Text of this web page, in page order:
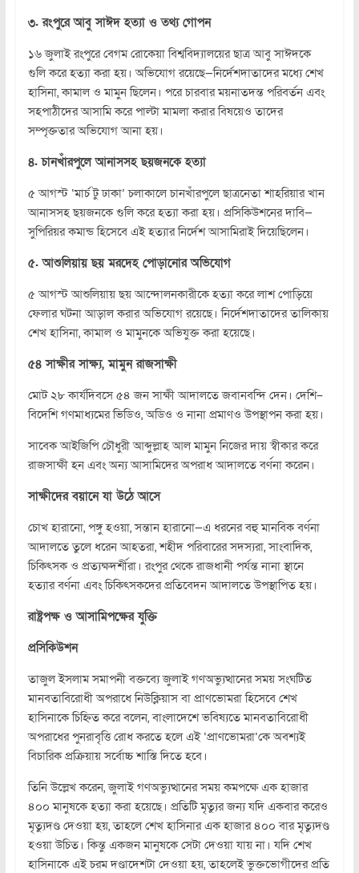
৩. রংপুরে আবু সাঈদ হত্যা ও তথ্য গোপন
১৬ জুলাই রংপুরে বেগম রোকেয়া বিশ্ববিদ্যালয়ের ছাত্র আবু সাঈদকে
গুলি করে হত্যা করা হয়। অভিযোগ রয়েছে—নির্দেশদাতাদের মধ্যে শেখ
হাসিনা, কামাল ও মামুন ছিলেন। পরে চারবার ময়নাতদন্ত পরিবর্তন এবং
সহপাঠীদের আসামি করে পাল্টা মামলা করার বিষয়েও তাদের
সম্পৃক্ততার অভিযোগ আনা হয়।
৪. চানখাঁরপুলে আনাসসহ ছয়জনকে হত্যা
৫ আগস্ট ‘মার্চ টু ঢাকা’ চলাকালে চানখাঁরপুলে ছাত্রনেতা শাহরিয়ার খান
আনাসসহ ছয়জনকে গুলি করে হত্যা করা হয়। প্রসিকিউশনের দাবি—
সুপিরিয়র কমান্ড হিসেবে এই হত্যার নির্দেশ আসামিরাই দিয়েছিলেন।
৫. আশুলিয়ায় ছয় মরদেহ পোড়ানোর অভিযোগ
৫ আগস্ট আশুলিয়ায় ছয় আন্দোলনকারীকে হত্যা করে লাশ পোড়িয়ে
ফেলার ঘটনা আড়াল করার অভিযোগ রয়েছে। নির্দেশদাতাদের তালিকায়
শেখ হাসিনা, কামাল ও মামুনকে অভিযুক্ত করা হয়েছে।
৫৪ সাক্ষীর সাক্ষ্য, মামুন রাজসাক্ষী
মোট ২৮ কার্যদিবসে ৫৪ জন সাক্ষী আদালতে জবানবন্দি দেন। দেশি–
বিদেশি গণমাধ্যমের ভিডিও, অডিও ও নানা প্রমাণও উপস্থাপন করা হয়।
সাবেক আইজিপি চৌধুরী আব্দুল্লাহ আল মামুন নিজের দায় স্বীকার করে
রাজসাক্ষী হন এবং অন্য আসামিদের অপরাধ আদালতে বর্ণনা করেন।
সাক্ষীদের বয়ানে যা উঠে আসে
চোখ হারানো, পঙ্গু হওয়া, সন্তান হারানো—এ ধরনের বহু মানবিক বর্ণনা
আদালতে তুলে ধরেন আহতরা, শহীদ পরিবারের সদস্যরা, সাংবাদিক,
চিকিৎসক ও প্রত্যক্ষদর্শীরা। রংপুর থেকে রাজধানী পর্যন্ত নানা স্থানে
হত্যার বর্ণনা এবং চিকিৎসকদের প্রতিবেদন আদালতে উপস্থাপিত হয়।
রাষ্ট্রপক্ষ ও আসামিপক্ষের যুক্তি
প্রসিকিউশন
তাজুল ইসলাম সমাপনী বক্তব্যে জুলাই গণঅভ্যুত্থানের সময় সংঘটিত
মানবতাবিরোধী অপরাধে নিউক্লিয়াস বা প্রাণভোমরা হিসেবে শেখ
হাসিনাকে চিহ্নিত করে বলেন, বাংলাদেশে ভবিষ্যতে মানবতাবিরোধী
অপরাধের পুনরাবৃত্তি রোধ করতে হলে এই ‘প্রাণভোমরা’কে অবশ্যই
বিচারিক প্রক্রিয়ায় সর্বোচ্চ শাস্তি দিতে হবে।
তিনি উল্লেখ করেন, জুলাই গণঅভ্যুত্থানের সময় কমপক্ষে এক হাজার
৪০০ মানুষকে হত্যা করা হয়েছে। প্রতিটি মৃত্যুর জন্য যদি একবার করেও
মৃত্যুদণ্ড দেওয়া হয়, তাহলে শেখ হাসিনার এক হাজার ৪০০ বার মৃত্যুদণ্ড
হওয়া উচিত। কিন্তু একজন মানুষকে সেটা দেওয়া যায় না। যদি শেখ
হাসিনাকে এই চরম দণ্ডাদেশটা দেওয়া হয়, তাহলেই ভুক্তভোগীদের প্রতি